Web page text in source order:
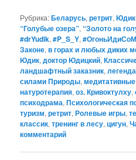
Рубрика:Беларусь,ретрит,Юдик
“Голубые озера”,“Золото на
#‎drYudik,#P_S_Y,
Законе,в горах и любых диких
Юдик,доктор Юдицкий,
ландшафтный заказник,
силами Природы,медитативные
натуротерапия,оз. Кривоктулху,
психодрама,Психологическая
туризм,ретрит,Ролевые игры,
классик,тренинг в лесу,цигун,
комментарий